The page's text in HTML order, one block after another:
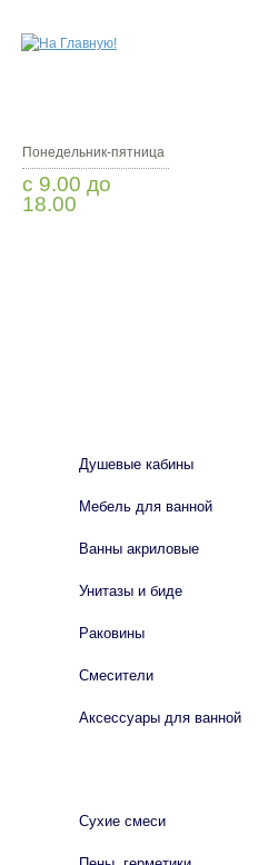
Понедельник-пятница
с 9.00 до
18.00
Душевые кабины
Мебель для ванной
Ванны акриловые
Унитазы и биде
Раковины
Смесители
Аксессуары для ванной
Сухие смеси